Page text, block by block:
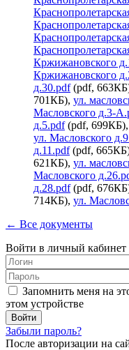
Кржижановского
Кржижановского
д.30.pdf(pdf,
701КБ), ул.
Масловского д.3-
д.5.pdf(pdf, 699КБ),
ул. Масловского
д.11.pdf(pdf,
621КБ), ул.
Масловского
д.28.pdf(pdf,
714КБ), ул.
← Все документы
Войти в личный кабинет
Запомнить меня на
этом устройстве
Забыли пароль?
После авторизации на